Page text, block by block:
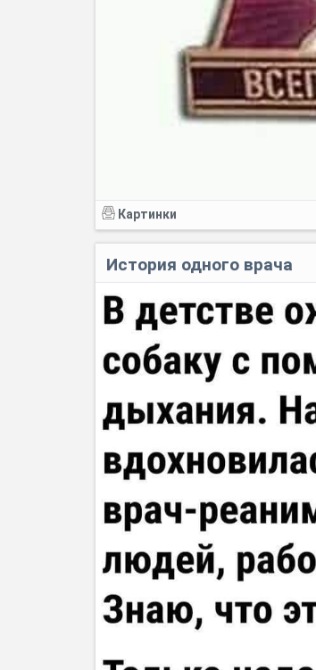
Картинки
История одного врача